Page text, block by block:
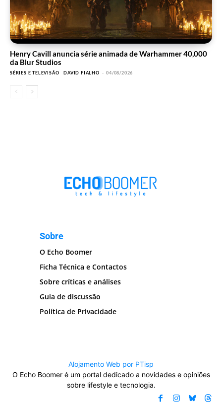
Henry Cavill anuncia série animada de Warhammer 40,000
da Blur Studios
SÉRIES E TELEVISÃO DAVID FIALHO - 04/08/2026
Sobre
O Echo Boomer
Ficha Técnica e Contactos
Sobre críticas e análises
Guia de discussão
Política de Privacidade
Alojamento Web por PTisp
O Echo Boomer é um portal dedicado a novidades e opiniões
sobre lifestyle e tecnologia.